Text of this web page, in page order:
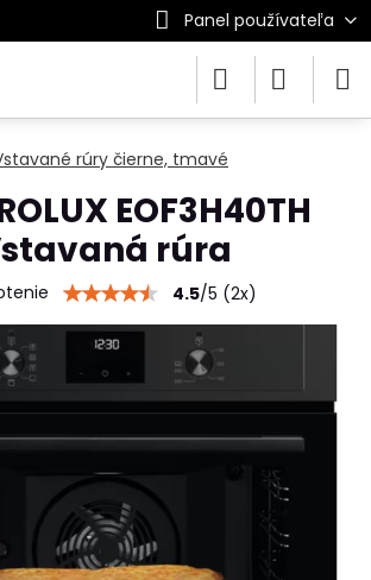
Panel používateľa
rúry čierne, tmavé
EOF3H40TH
rúra
4.5/5 (2x)